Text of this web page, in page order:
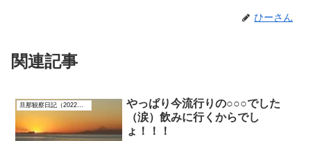
ひーさん
関連記事
旦那観察日記（2022年8月）
やっぱり今流行りの○○○でした
（涙）飲みに行くからでし
ょ！！！